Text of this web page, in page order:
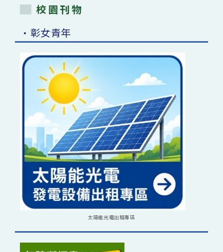
校園刊物
•彰女青年
太陽能光電出租專區